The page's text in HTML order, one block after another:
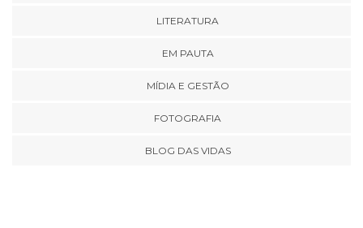
LITERATURA
EM PAUTA
MÍDIA E GESTÃO
FOTOGRAFIA
BLOG DAS VIDAS